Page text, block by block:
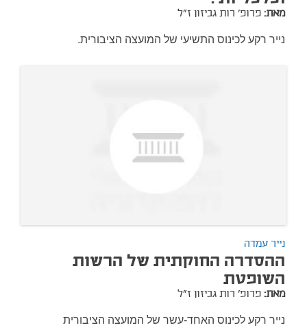
מאת: פרופ' רות גביזון ז"ל
נייר רקע לכינוס התשיעי של המועצה הציבורית.
נייר עמדה
ההסדרה החוקתית של הרשות
השופטת
מאת: פרופ' רות גביזון ז"ל
נייר רקע לכינוס האחד-עשר של המועצה הציבורית